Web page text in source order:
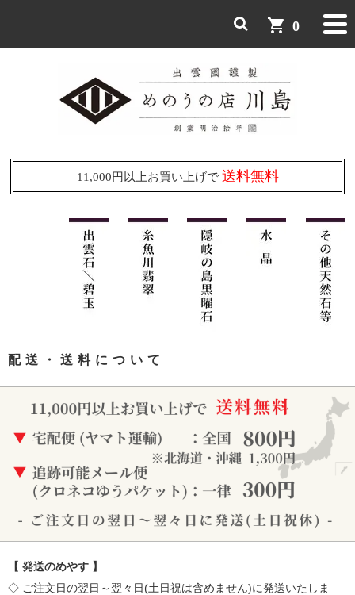
shopping_cart 0
11,000円以上お買い上げで 送料無料
配送・送料について
【 発送のめやす 】
◇ ご注文日の翌日～翌々日(土日祝は含めません)に発送いたしま